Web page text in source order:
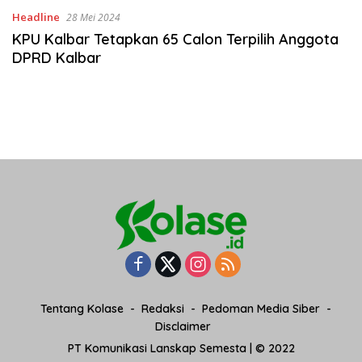
Headline 28 Mei 2024
KPU Kalbar Tetapkan 65 Calon Terpilih Anggota
DPRD Kalbar
Tentang Kolase Redaksi
Pedoman Media Siber
Disclaimer
PT Komunikasi Lanskap Semesta | © 2022